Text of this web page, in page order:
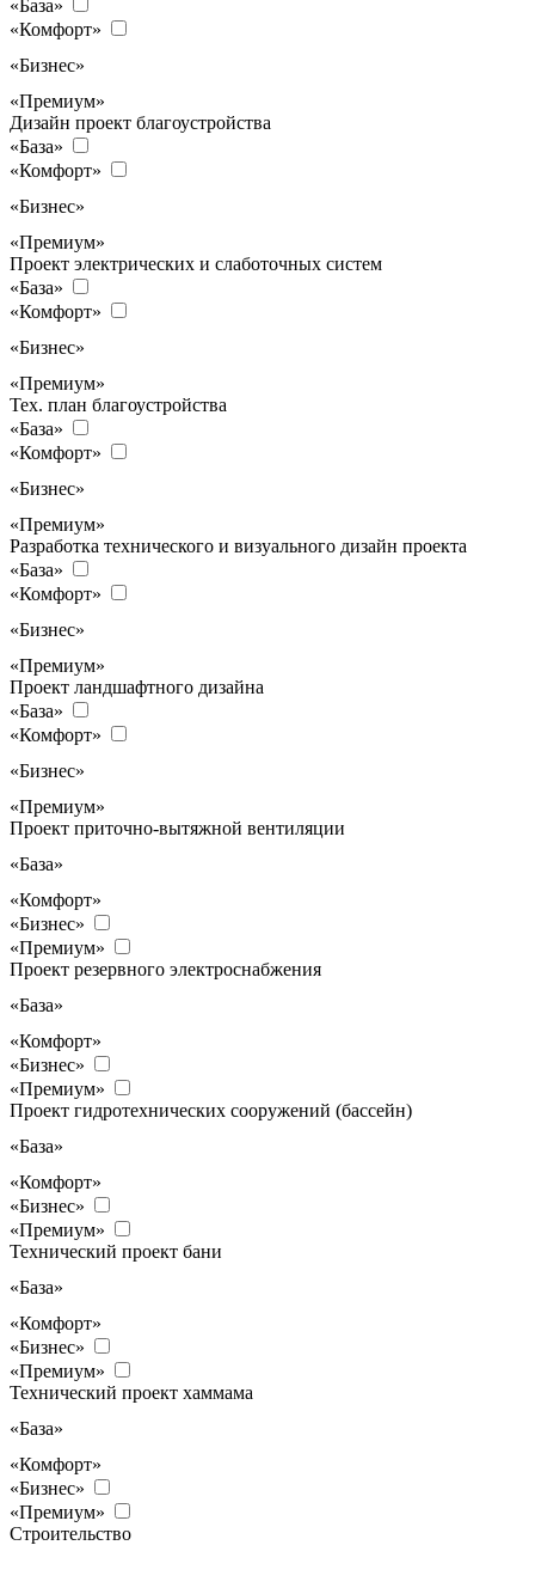
«База»
«Комфорт»
«Бизнес»
«Премиум»
Дизайн проект благоустройства
«База»
«Комфорт»
«Бизнес»
«Премиум»
Проект электрических и слаботочных систем
«База»
«Комфорт»
«Бизнес»
«Премиум»
Тех. план благоустройства
«База»
«Комфорт»
«Бизнес»
«Премиум»
Разработка технического и визуального дизайн проекта
«База»
«Комфорт»
«Бизнес»
«Премиум»
Проект ландшафтного дизайна
«База»
«Комфорт»
«Бизнес»
«Премиум»
Проект приточно-вытяжной вентиляции
«База»
«Комфорт»
«Бизнес»
«Премиум»
Проект резервного электроснабжения
«База»
«Комфорт»
«Бизнес»
«Премиум»
Проект гидротехнических сооружений (бассейн)
«База»
«Комфорт»
«Бизнес»
«Премиум»
Технический проект бани
«База»
«Комфорт»
«Бизнес»
«Премиум»
Технический проект хаммама
«База»
«Комфорт»
«Бизнес»
«Премиум»
Строительство